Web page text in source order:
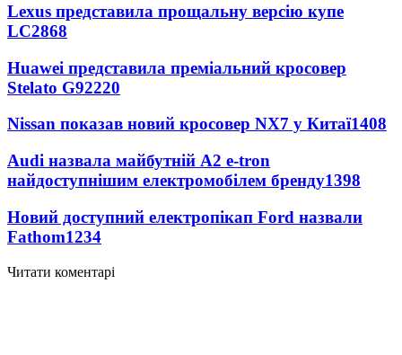
Lexus представила прощальну версію купе
LC2868
Huawei представила преміальний кросовер
Stelato G92220
Nissan показав новий кросовер NX7 у Китаї1408
Audi назвала майбутній A2 e-tron
найдоступнішим електромобілем бренду1398
Новий доступний електропікап Ford назвали
Fathom1234
Читати коментарі